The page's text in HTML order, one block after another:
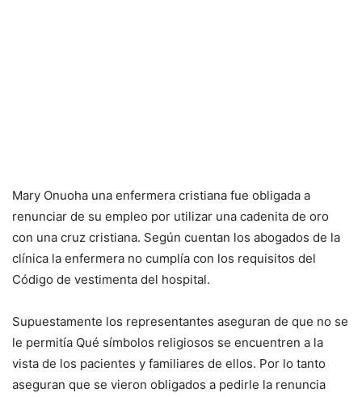
Mary Onuoha una enfermera cristiana fue obligada a
renunciar de su empleo por utilizar una cadenita de oro
con una cruz cristiana. Según cuentan los abogados de la
clínica la enfermera no cumplía con los requisitos del
Código de vestimenta del hospital.
Supuestamente los representantes aseguran de que no se
le permitía Qué símbolos religiosos se encuentren a la
vista de los pacientes y familiares de ellos. Por lo tanto
aseguran que se vieron obligados a pedirle la renuncia